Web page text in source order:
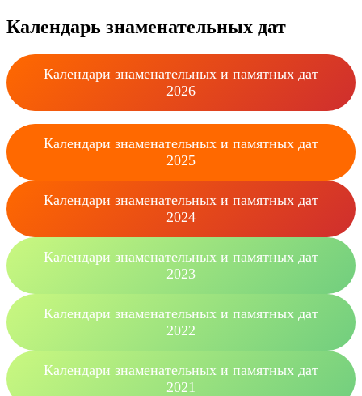
Календарь знаменательных дат
Календари знаменательных и памятных дат
2026
Календари знаменательных и памятных дат
2025
Календари знаменательных и памятных дат
2024
Календари знаменательных и памятных дат
2023
Календари знаменательных и памятных дат
2022
Календари знаменательных и памятных дат
2021